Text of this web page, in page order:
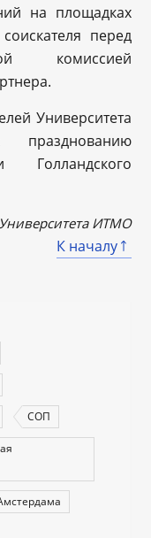
на площадках
перед
комиссией
Университета
Голландского
ИТМО
К началу
СОП